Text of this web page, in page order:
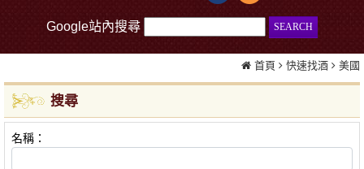
Google站內搜尋
首頁 快速找酒 美國
搜尋
名稱：